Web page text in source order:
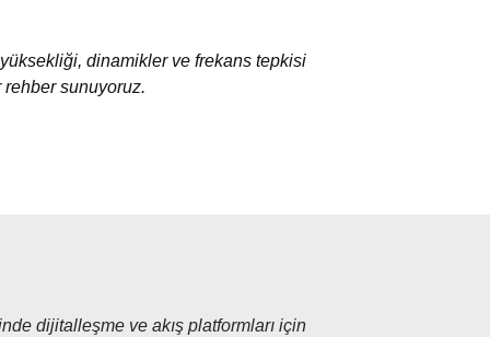
dinamikler ve frekans tepkisi
rehber sunuyoruz.
dijitalleşme ve akış platformları için